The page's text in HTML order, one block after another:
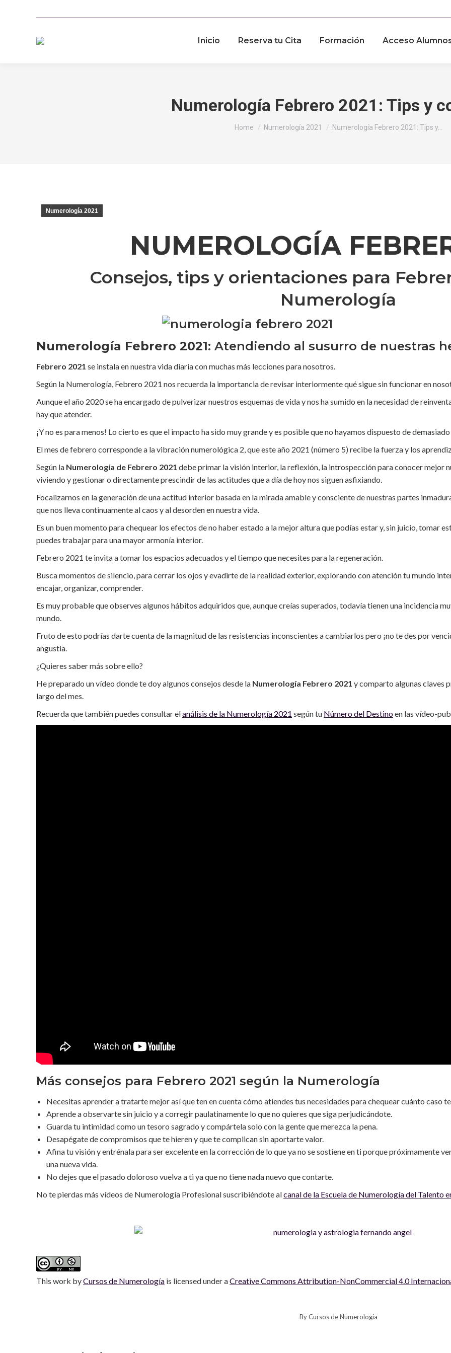
Inicio Reserva tu Cita Formación Acceso
Numerología Febrero 2021: Tips y
You are here:
Home Numerología 2021 Numerología Febrero 2021: Tips y…
Numerología 2021
NUMEROLOGÍA
Consejos, tips y orientaciones para
Numerología
Numerología Febrero 2021: Atendiendo al susurro de nuestras
Febrero 2021 se instala en nuestra vida diaria con muchas más lecciones para nosotros.
Según la Numerología, Febrero 2021 nos recuerda la importancia de revisar interiormente qué sigue sin funcionar en
Aunque el año 2020 se ha encargado de pulverizar nuestros esquemas de vida y nos ha sumido en la necesidad de
hay que atender.
¡Y no es para menos! Lo cierto es que el impacto ha sido muy grande y es posible que no hayamos dispuesto de
El mes de febrero corresponde a la vibración numerológica 2, que este año 2021 (número 5) recibe la fuerza y los
Según la Numerología de Febrero 2021 debe primar la visión interior, la reflexión, la introspección para conocer mejor
viviendo y gestionar o directamente prescindir de las actitudes que a día de hoy nos siguen asfixiando.
Focalizarnos en la generación de una actitud interior basada en la mirada amable y consciente de nuestras partes
que nos lleva continuamente al caos y al desorden en nuestra vida.
Es un buen momento para chequear los efectos de no haber estado a la mejor altura que podías estar y, sin juicio, tomar
puedes trabajar para una mayor armonía interior.
Febrero 2021 te invita a tomar los espacios adecuados y el tiempo que necesites para la regeneración.
Busca momentos de silencio, para cerrar los ojos y evadirte de la realidad exterior, explorando con atención tu mundo
encajar, organizar, comprender.
Es muy probable que observes algunos hábitos adquiridos que, aunque creías superados, todavía tienen una incidencia
mundo.
Fruto de esto podrías darte cuenta de la magnitud de las resistencias inconscientes a cambiarlos pero ¡no te des por
angustia.
¿Quieres saber más sobre ello?
He preparado un vídeo donde te doy algunos consejos desde la Numerología Febrero 2021 y comparto algunas claves
largo del mes.
Recuerda que también puedes consultar elanálisis de la Numerología 2021 según tu Número del Destinoen las vídeo-
Más consejos para Febrero 2021 según la Numerología
Necesitas aprender a tratarte mejor así que ten en cuenta cómo atiendes tus necesidades para chequear cuánto caso
Aprende a observarte sin juicio y a corregir paulatinamente lo que no quieres que siga perjudicándote.
Guarda tu intimidad como un tesoro sagrado y compártela solo con la gente que merezca la pena.
Desapégate de compromisos que te hieren y que te complican sin aportarte valor.
Afina tu visión y entrénala para ser excelente en la corrección de lo que ya no se sostiene en ti porque próximamente
una nueva vida.
No dejes que el pasado doloroso vuelva a ti ya que no tiene nada nuevo que contarte.
No te pierdas más vídeos de Numerología Profesional suscribiéndote alcanal de la Escuela de Numerología del Talento
This work byCursos de Numerología is licensed under aCreative Commons Attribution-NonCommercial 4.0
ByCursos de Numerología